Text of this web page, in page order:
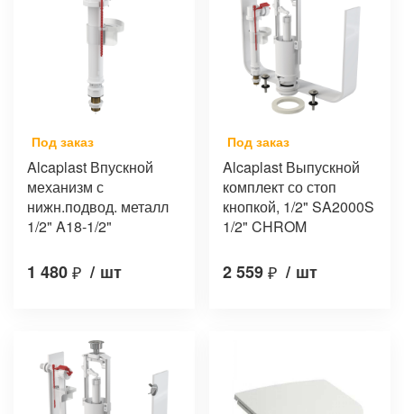
Под заказ
Alcaplast Впускной
механизм с
нижн.подвод. металл
1/2" A18-1/2"
1 480₽ / шт
Под заказ
Alcaplast Выпускной
комплект со стоп
кнопкой, 1/2" SA2000S
1/2" CHROM
2 559₽ / шт